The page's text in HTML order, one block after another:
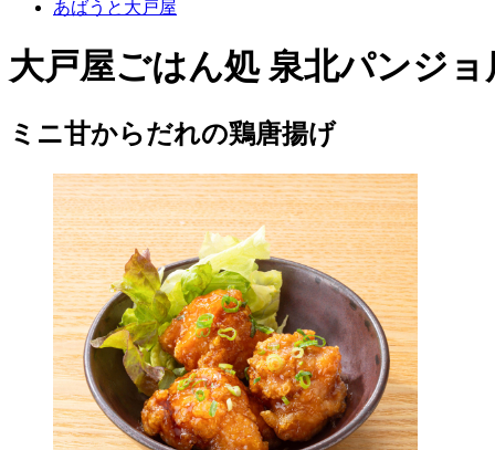
あばうと大戸屋
大戸屋ごはん処 泉北パンジョ
ミニ甘からだれの鶏唐揚げ